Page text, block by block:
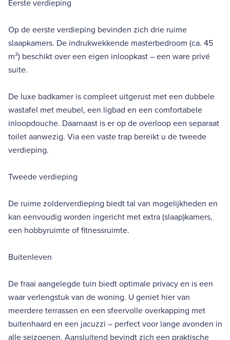
Eerste verdieping
Op de eerste verdieping bevinden zich drie ruime
slaapkamers. De indrukwekkende masterbedroom (ca. 45
m²) beschikt over een eigen inloopkast – een ware privé
suite.
De luxe badkamer is compleet uitgerust met een dubbele
wastafel met meubel, een ligbad en een comfortabele
inloopdouche. Daarnaast is er op de overloop een separaat
toilet aanwezig. Via een vaste trap bereikt u de tweede
verdieping.
Tweede verdieping
De ruime zolderverdieping biedt tal van mogelijkheden en
kan eenvoudig worden ingericht met extra (slaap)kamers,
een hobbyruimte of fitnessruimte.
Buitenleven
De fraai aangelegde tuin biedt optimale privacy en is een
waar verlengstuk van de woning. U geniet hier van
meerdere terrassen en een sfeervolle overkapping met
buitenhaard en een jacuzzi – perfect voor lange avonden in
alle seizoenen. Aansluitend bevindt zich een praktische